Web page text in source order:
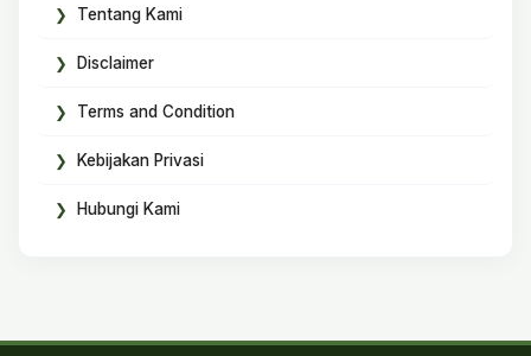
Tentang Kami
Disclaimer
Terms and Condition
Kebijakan Privasi
Hubungi Kami